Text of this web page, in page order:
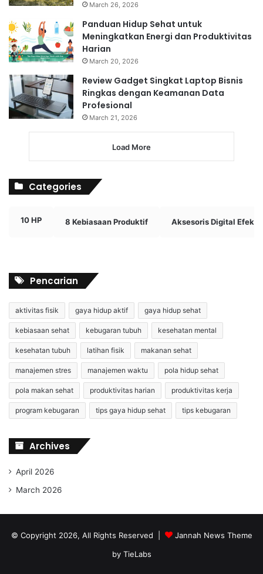
March 26, 2026
Panduan Hidup Sehat untuk
Meningkatkan Energi dan Produktivitas
Harian
March 20, 2026
Review Gadget Singkat Laptop Bisnis
Ringkas dengan Keamanan Data
Profesional
March 21, 2026
Load More
Categories
10 HP 8 Kebiasaan Produktif Aksesoris Digital Efektif
Pencarian
aktivitas fisik gaya hidup aktif gaya hidup sehat
kebiasaan sehat kebugaran tubuh kesehatan mental
kesehatan tubuh latihan fisik makanan sehat
manajemen stres manajemen waktu pola hidup sehat
pola makan sehat produktivitas harian produktivitas kerja
program kebugaran tips gaya hidup sehat tips kebugaran
Archives
April 2026
March 2026
© Copyright 2026, All Rights Reserved |
Jannah News Theme
by TieLabs